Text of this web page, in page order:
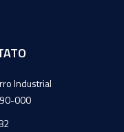
Industrial
000